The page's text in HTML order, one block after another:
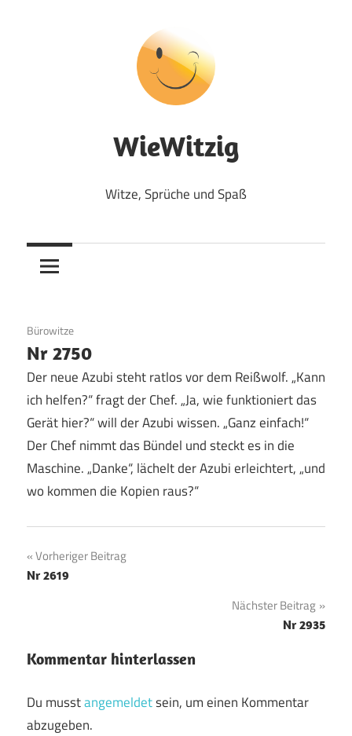
WieWitzig
Witze, Sprüche und Spaß
24. August 2017
Bürowitze
Nr 2750
Der neue Azubi steht ratlos vor dem Reißwolf. „Kann
ich helfen?“ fragt der Chef. „Ja, wie funktioniert das
Gerät hier?“ will der Azubi wissen. „Ganz einfach!“
Der Chef nimmt das Bündel und steckt es in die
Maschine. „Danke“, lächelt der Azubi erleichtert, „und
wo kommen die Kopien raus?“
Beitragsnavigation
Vorheriger Beitrag
Nr 2619
Nächster Beitrag
Nr 2935
Kommentar hinterlassen
Du musstangemeldetsein, um einen Kommentar
abzugeben.